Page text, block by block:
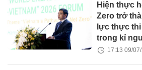
Hiện thực
Zero trở
lực thực
trong kỉ
17:13 09/